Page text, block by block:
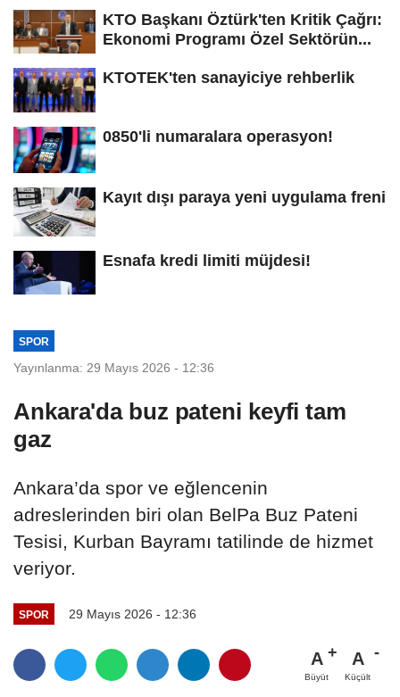
KTO Başkanı Öztürk'ten Kritik Çağrı:
Ekonomi Programı Özel Sektörün...
KTOTEK'ten sanayiciye rehberlik
0850'li numaralara operasyon!
Kayıt dışı paraya yeni uygulama freni
Esnafa kredi limiti müjdesi!
SPOR
Yayınlanma: 29 Mayıs 2026 - 12:36
Ankara'da buz pateni keyfi tam
gaz
Ankara’da spor ve eğlencenin
adreslerinden biri olan BelPa Buz Pateni
Tesisi, Kurban Bayramı tatilinde de hizmet
veriyor.
SPOR 29 Mayıs 2026 - 12:36
A
Büyüt
A
Küçült